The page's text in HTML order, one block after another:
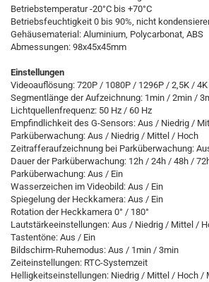
Betriebstemperatur -20°C bis +70°C
Betriebsfeuchtigkeit 0 bis 90%, nicht
Gehäusematerial: Aluminium, Polycarbonat, ABS
Abmessungen: 98x45x45mm
Einstellungen
Videoauflösung: 720P / 1080P / 1296P / 2,5K /
Segmentlänge der Aufzeichnung: 1min / 2min /
Lichtquellenfrequenz: 50 Hz / 60 Hz
Empfindlichkeit des G-Sensors: Aus / Niedrig /
Parküberwachung: Aus / Niedrig / Mittel / Hoch
Zeitrafferaufzeichnung bei Parküberwachung:
Dauer der Parküberwachung: 12h / 24h / 48h /
Parküberwachung: Aus / Ein
Wasserzeichen im Videobild: Aus / Ein
Spiegelung der Heckkamera: Aus / Ein
Rotation der Heckkamera 0° / 180°
Lautstärkeeinstellungen: Aus / Niedrig / Mittel /
Tastentöne: Aus / Ein
Bildschirm-Ruhemodus: Aus / 1min / 3min
Zeiteinstellungen: RTC-Systemzeit
Helligkeitseinstellungen: Niedrig / Mittel / Hoch /